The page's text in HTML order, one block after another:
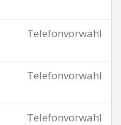
Telefonvorwahl
Telefonvorwahl
Telefonvorwahl